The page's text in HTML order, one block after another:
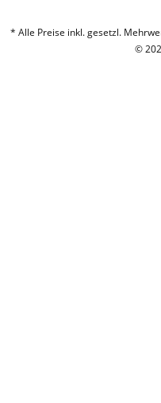
* Alle Preise inkl. gesetzl.
©